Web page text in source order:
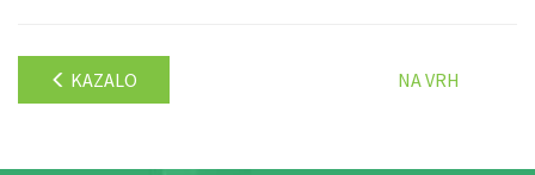
KAZALO NA VRH